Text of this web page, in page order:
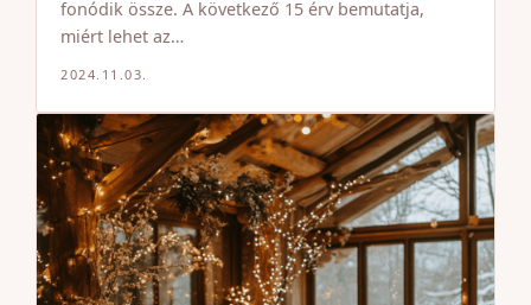
fonódik össze. A következő 15 érv bemutatja,
miért lehet az…
2024.11.03.